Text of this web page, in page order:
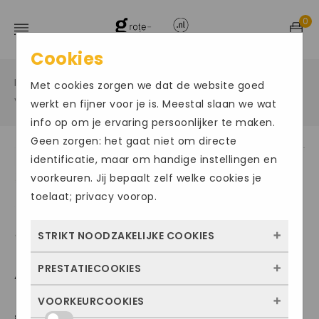
0
Home / Grote maten sportschoenen /
Voetbalschoenen in een grote maat /
Size Chart
ADIDAS PREDATOR LEAGUE FG
Cookies
Met cookies zorgen we dat de website goed
werkt en fijner voor je is. Meestal slaan we wat
info op om je ervaring persoonlijker te maken.
Geen zorgen: het gaat niet om directe
identificatie, maar om handige instellingen en
voorkeuren. Jij bepaalt zelf welke cookies je
toelaat; privacy voorop.
STRIKT NOODZAKELIJKE COOKIES
Deze cookies zorgen ervoor dat de website
kunnen niet worden uitgezet. Meestal
PRESTATIECOOKIES
Met deze cookies zien we hoe vaak onze
VOORKEURCOOKIES